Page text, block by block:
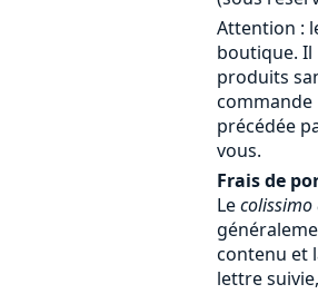
Attention :
boutique. Il
produits
précédée
vous.
Frais de
Lecolissimo
contenu et
lettre